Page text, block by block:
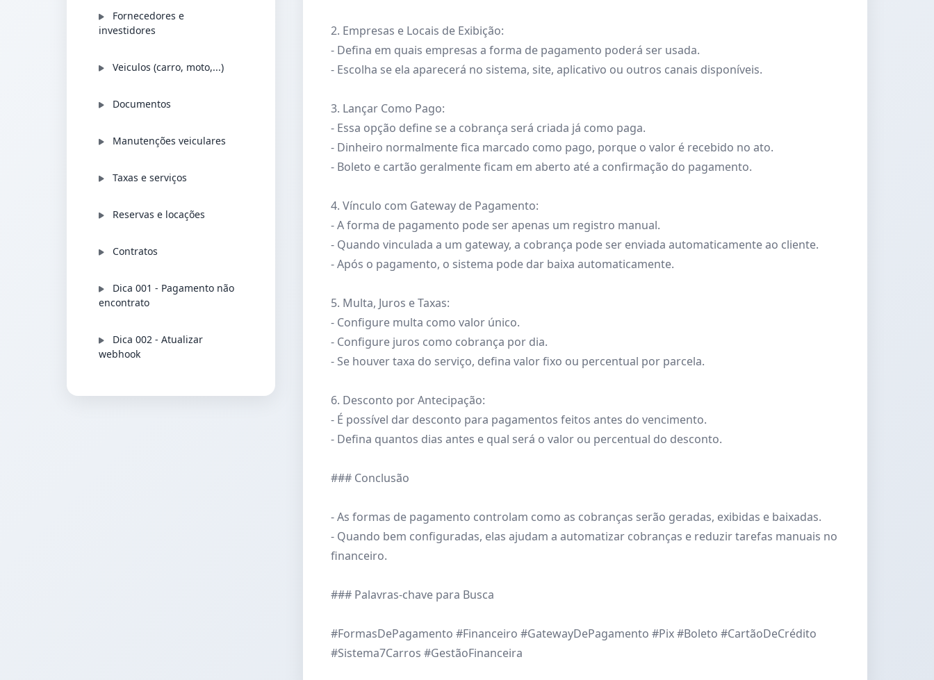
Fornecedores e
investidores
Veiculos (carro, moto,...)
Documentos
Manutenções veiculares
Taxas e serviços
Reservas e locações
Contratos
Dica 001 - Pagamento não
encontrato
Dica 002 - Atualizar
webhook
2. Empresas e Locais de Exibição:
- Defina em quais empresas a forma de pagamento poderá ser usada.
- Escolha se ela aparecerá no sistema, site, aplicativo ou outros canais disponíveis.
3. Lançar Como Pago:
- Essa opção define se a cobrança será criada já como paga.
- Dinheiro normalmente fica marcado como pago, porque o valor é recebido no ato.
- Boleto e cartão geralmente ficam em aberto até a confirmação do pagamento.
4. Vínculo com Gateway de Pagamento:
- A forma de pagamento pode ser apenas um registro manual.
- Quando vinculada a um gateway, a cobrança pode ser enviada automaticamente ao cliente.
- Após o pagamento, o sistema pode dar baixa automaticamente.
5. Multa, Juros e Taxas:
- Configure multa como valor único.
- Configure juros como cobrança por dia.
- Se houver taxa do serviço, defina valor fixo ou percentual por parcela.
6. Desconto por Antecipação:
- É possível dar desconto para pagamentos feitos antes do vencimento.
- Defina quantos dias antes e qual será o valor ou percentual do desconto.
### Conclusão
- As formas de pagamento controlam como as cobranças serão geradas, exibidas e baixadas.
- Quando bem configuradas, elas ajudam a automatizar cobranças e reduzir tarefas manuais no
financeiro.
### Palavras-chave para Busca
#FormasDePagamento #Financeiro #GatewayDePagamento #Pix #Boleto #CartãoDeCrédito
#Sistema7Carros #GestãoFinanceira